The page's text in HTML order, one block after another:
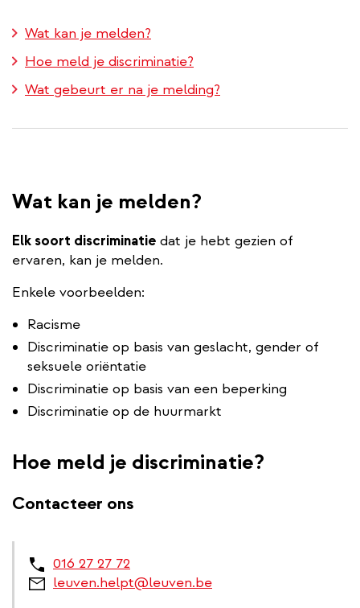
Wat kan je melden?
Hoe meld je discriminatie?
Wat gebeurt er na je melding?
Wat kan je melden?
Elk soort discriminatie dat je hebt gezien of
ervaren, kan je melden.
Enkele voorbeelden:
Racisme
Discriminatie op basis van geslacht, gender of
seksuele oriëntatie
Discriminatie op basis van een beperking
Discriminatie op de huurmarkt
Hoe meld je discriminatie?
Contacteer ons
016 27 27 72
leuven.helpt@leuven.be